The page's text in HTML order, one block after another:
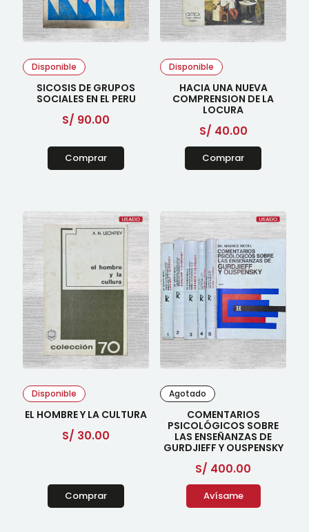
Disponible
SICOSIS DE GRUPOS
SOCIALES EN EL PERU
S/ 90.00
Comprar
Disponible
HACIA UNA NUEVA
COMPRENSION DE LA
LOCURA
S/ 40.00
Comprar
Disponible
EL HOMBRE Y LA CULTURA
S/ 30.00
Comprar
Agotado
COMENTARIOS
PSICOLÓGICOS SOBRE
LAS ENSEÑANZAS DE
GURDJIEFF Y OUSPENSKY
S/ 400.00
Avísame